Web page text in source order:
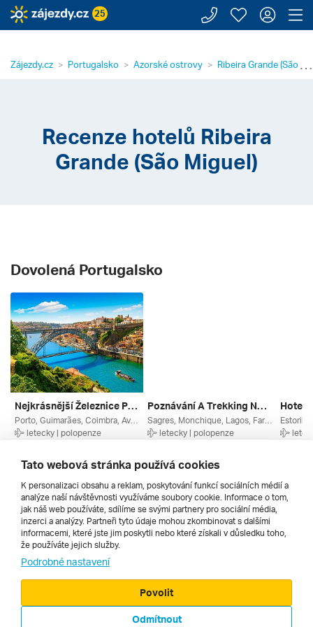
25 Zavolejte
Moje
⋯
Zájezdy.cz Portugalsko Azorské ostrovy Ribeira Grande (São
Recenze hotelů Ribeira
Grande (São Miguel)
Dovolená Portugalsko
Nejkrásnější Železnice Portugalska
letecky | polopenze
59 989 Kč
Poznávání A Trekking Na Algarve ***
letecky | polopenze
39 990 Kč
Hotel
Všechny
Cestopisy
Tato webová stránka používá cookies
K personalizaci obsahu a reklam, poskytování funkcí sociálních médií a
analýze naší návštěvnosti využíváme soubory cookie. Informace o tom,
jak náš web používáte, sdílíme se svými partnery pro sociální média,
inzerci a analýzy. Partneři tyto údaje mohou zkombinovat s dalšími
informacemi, které jste jim poskytli nebo které získali v důsledku toho,
že používáte jejich služby.
Podrobné nastavení
Odmítnout
Povolit